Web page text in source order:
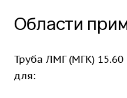
Области
Труба ЛМГ (МГК)
для: